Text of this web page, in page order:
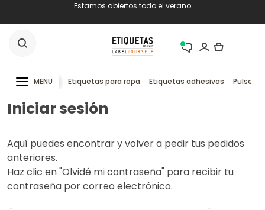
Estamos abiertos todo el verano
MENU Etiquetas para ropa Etiquetas adhesivas
Iniciar sesión
Aquí puedes encontrar y volver a pedir tus pedidos
anteriores.
Haz clic en "Olvidé mi contraseña" para recibir tu
contraseña por correo electrónico.